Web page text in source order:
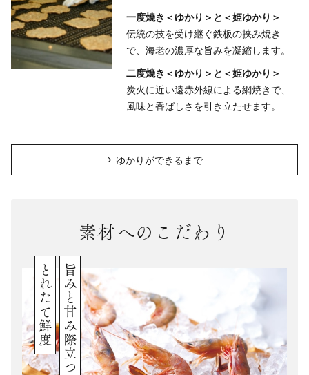
一度焼き＜ゆかり＞と＜姫ゆかり＞
伝統の技を受け継ぐ鉄板の挟み焼き
で、海老の濃厚な旨みを凝縮します。
二度焼き＜ゆかり＞と＜姫ゆかり＞
炭火に近い遠赤外線による網焼きで、
風味と香ばしさを引き立たせます。
ゆかりができるまで
素材へのこだわり
旨みと甘み際立つ
とれたて鮮度